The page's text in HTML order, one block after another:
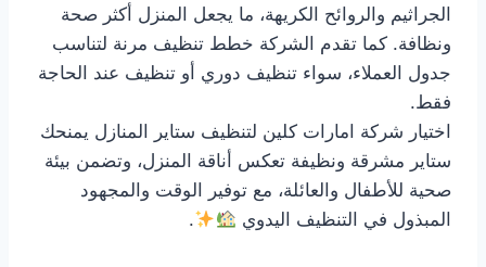
الجراثيم والروائح الكريهة، ما يجعل المنزل أكثر صحة
ونظافة. كما تقدم الشركة خطط تنظيف مرنة لتناسب
جدول العملاء، سواء تنظيف دوري أو تنظيف عند الحاجة
فقط.
اختيار شركة امارات كلين لتنظيف ستاير المنازل يمنحك
ستاير مشرقة ونظيفة تعكس أناقة المنزل، وتضمن بيئة
صحية للأطفال والعائلة، مع توفير الوقت والمجهود
المبذول في التنظيف اليدوي
.